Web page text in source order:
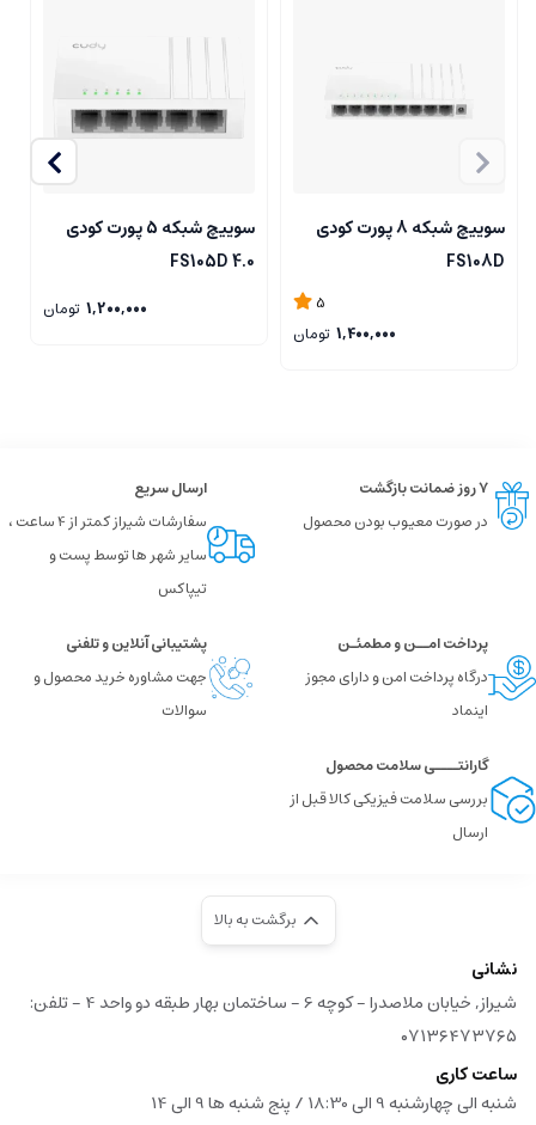
سوییچ شبکه 8 پورت کودی
FS108D
5
1,400,000 تومان
سوییچ شبکه 5 پورت کودی
FS105D 4.0
1,200,000 تومان
۷ روز ضمانت بازگشت
در صورت معیوب بودن محصول
ارسال سریع
سفارشات شیراز کمتر از 4 ساعت ،
سایر شهر ها توسط پست و
تیپاکس
پرداخت امــن و مطمئـن
درگاه پرداخت امن و دارای مجوز
اینماد
پشتیبانی آنلاین و تلفنی
جهت مشاوره خرید محصول و
سوالات
گارانتــــی سلامت محصول
بررسی سلامت فیزیکی کالا قبل از
ارسال
برگشت به بالا
نشانی
شیراز, خیابان ملاصدرا - کوچه 6 - ساختمان بهار طبقه دو واحد 4 - تلفن:
۰۷۱۳۶۴۷۳۷۶۵
ساعت کاری
شنبه الی چهارشنبه 9 الی 18:30 / پنج شنبه ها 9 الی 14